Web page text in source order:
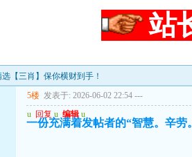
站
【三肖】保你横财到手！
5楼 发表于: 2026-06-02 22:54 ---
u 回复 u 编辑 u
一份充满着发帖者的“智慧。辛劳